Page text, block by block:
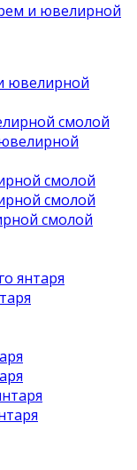
и ювелирной
ювелирной
смолой
смолой
смолой
смолой
янтаря